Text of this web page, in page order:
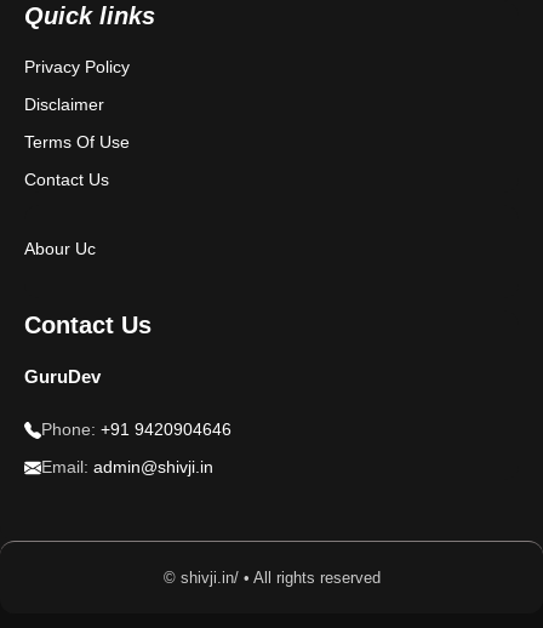
Quick links
Privacy Policy
Disclaimer
Terms Of Use
Contact Us
Abour Uc
Contact Us
GuruDev
Phone: +91 9420904646
Email: admin@shivji.in
© shivji.in/ • All rights reserved